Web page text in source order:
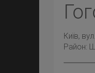
Київ,
Район: